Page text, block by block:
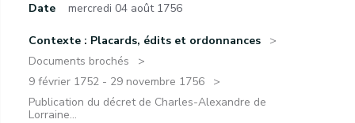
Date mercredi 04 août 1756
Contexte : Placards, édits et ordonnances
Documents brochés
9 février 1752 - 29 novembre 1756
Publication du décret de Charles-Alexandre de
Lorraine...